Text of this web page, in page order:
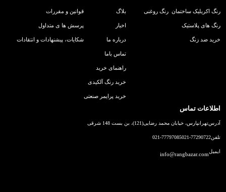
رنگ اکریلیک ساختمان
رنگ های پلاستیک
خرید ضد زنگ
رنگ روغنی بلاگ
اخبار
درباره ما
تماس باما
راهنمای خرید
خرید رنگ آلکیدی
خرید پرایمر صنعتی
قوانین و مقررات
پرسش ها ی متداول
شکایات، پیشنهادات و انتقادات
اطلاعات تماس
آدرستهرانپارس، خیابان محمد رضایی(121)، بن بست 148 شرقی
تلفن021-77290722
021-77797085
ایمیلinfo@rangbazar.com